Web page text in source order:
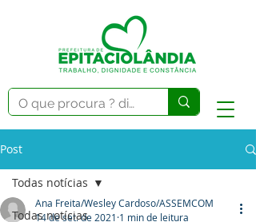
Post
Todas notícias
Todas notícias
Ana Freita/Wesley Cardoso/ASSEMCOM
14 de set. de 2021 1 min de leitura